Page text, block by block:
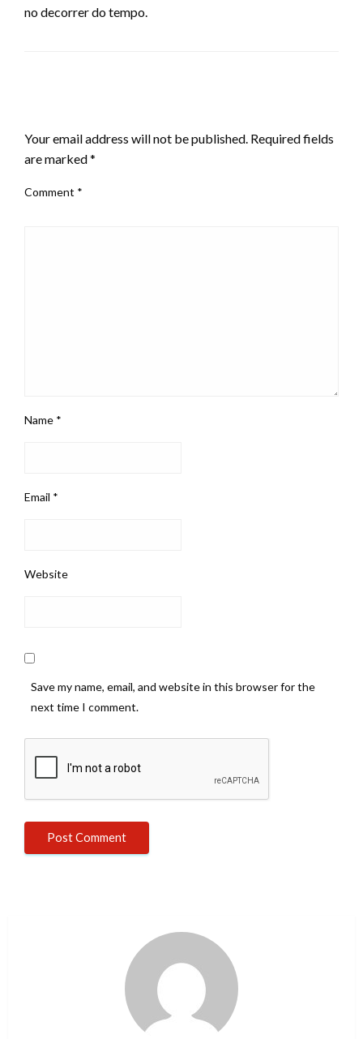
no decorrer do tempo.
Your email address will not be published. Required fields
are marked*
Comment *
Name *
Email *
Website
Save my name, email, and website in this browser for the
next time I comment.